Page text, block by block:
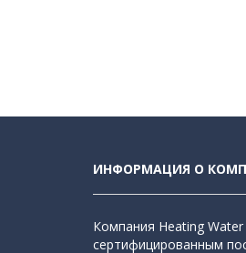
ИНФОРМАЦИЯ О
Компания Heating
сертифицированным